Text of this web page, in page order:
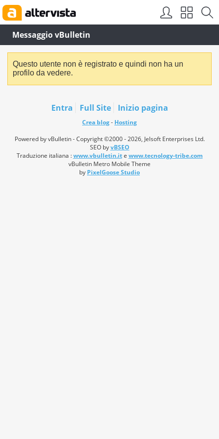
Messaggio vBulletin
Questo utente non è registrato e quindi non ha un
profilo da vedere.
Entra Full Site Inizio pagina
Crea blog- Hosting
Powered by vBulletin - Copyright ©2000 - 2026, Jelsoft Enterprises Ltd.
SEO byvBSEO
Traduzione italiana :www.vbulletin.ite www.tecnology-tribe.com
vBulletin Metro Mobile Theme
by PixelGoose Studio